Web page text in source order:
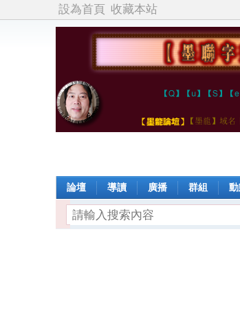
設為首頁 收藏本站
論壇 導讀 廣播 群組